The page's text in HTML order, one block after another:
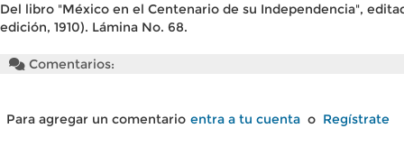
Del libro "México en el Centenario de su Independencia",
edición, 1910). Lámina No. 68.
Comentarios:
Para agregar un comentario entra a tu cuenta o Regístrate